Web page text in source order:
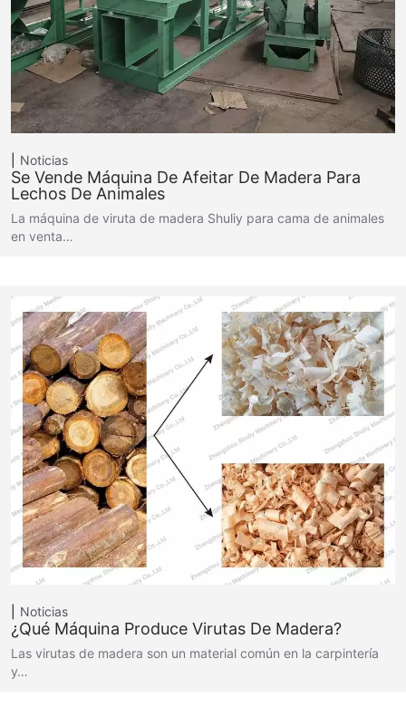
Noticias
Se Vende Máquina De Afeitar De Madera Para
Lechos De Animales
La máquina de viruta de madera Shuliy para cama de animales
en venta…
Noticias
¿Qué Máquina Produce Virutas De Madera?
Las virutas de madera son un material común en la carpintería
y…